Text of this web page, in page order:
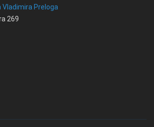
Vladimira Preloga
269